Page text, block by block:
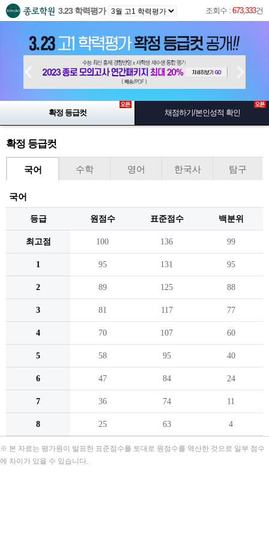
3.23 학력평가 조회수 : 673,333건
확정 등급컷 채점하기/본인성적 확인
확정 등급컷
국어 수학 영어 한국사 탐구
국어
등급 원점수 표준점수 백분위
최고점 100 136 99
1 95 131 95
2 89 125 88
3 81 117 77
4 70 107 60
5 58 95 40
6 47 84 24
7 36 74 11
8 25 63 4
※ 본 자료는 평가원이 발표한 표준점수를 토대로 원점수를 역산한 것으로 일부 점수
에 차이가 있을 수 있습니다.